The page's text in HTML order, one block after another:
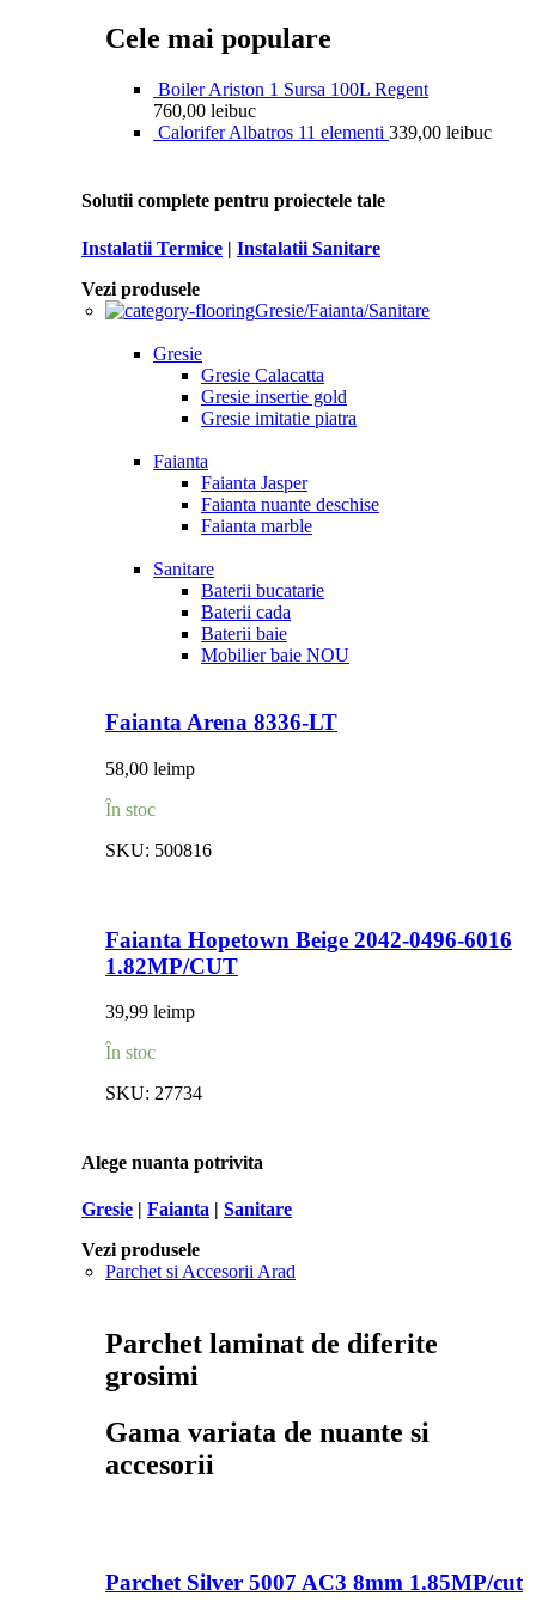
Cele mai populare
Boiler Ariston 1 Sursa 100L Regent
760,00 leibuc
Calorifer Albatros 11 elementi 339,00 leibuc
Solutii complete pentru proiectele tale
Instalatii Termice | Instalatii Sanitare
Vezi produsele
Gresie/Faianta/Sanitare
Gresie
Gresie Calacatta
Gresie insertie gold
Gresie imitatie piatra
Faianta
Faianta Jasper
Faianta nuante deschise
Faianta marble
Sanitare
Baterii bucatarie
Baterii cada
Baterii baie
Mobilier baie NOU
Faianta Arena 8336-LT
58,00 leimp
În stoc
SKU: 500816
Faianta Hopetown Beige 2042-0496-6016
1.82MP/CUT
39,99 leimp
În stoc
SKU: 27734
Alege nuanta potrivita
Gresie | Faianta | Sanitare
Vezi produsele
Parchet si Accesorii Arad
Parchet laminat de diferite
grosimi
Gama variata de nuante si
accesorii
Parchet Silver 5007 AC3 8mm 1.85MP/cut